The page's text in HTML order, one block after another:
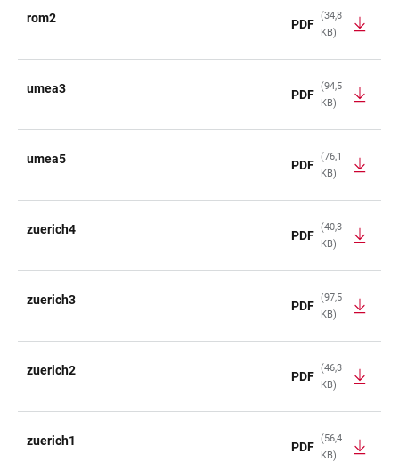
rom2 PDF
(34,8
KB)
umea3 PDF
(94,5
KB)
umea5 PDF
(76,1
KB)
zuerich4 PDF
(40,3
KB)
zuerich3 PDF
(97,5
KB)
zuerich2 PDF
(46,3
KB)
zuerich1 PDF
(56,4
KB)